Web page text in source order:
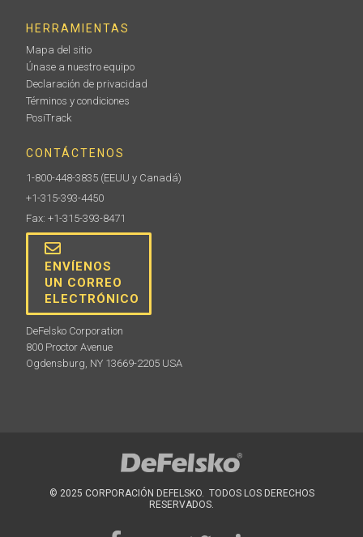
HERRAMIENTAS
Mapa del sitio
Únase a nuestro equipo
Declaración de privacidad
Términos y condiciones
PosiTrack
CONTÁCTENOS
1-800-448-3835 (EEUU y Canadá)
+1-315-393-4450
Fax: +1-315-393-8471
ENVÍENOS
UN CORREO
ELECTRÓNICO
DeFelsko Corporation
800 Proctor Avenue
Ogdensburg, NY 13669-2205 USA
© 2025 CORPORACIÓN DEFELSKO. TODOS LOS DERECHOS
RESERVADOS.